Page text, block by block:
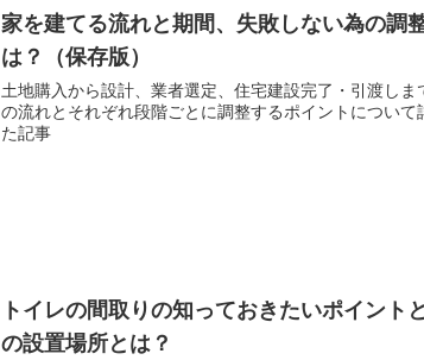
家を建てる流れと期間、失敗しない為の調
は？（保存版）
土地購入から設計、業者選定、住宅建設完了・引渡しま
の流れとそれぞれ段階ごとに調整するポイントについて
た記事
トイレの間取りの知っておきたいポイント
の設置場所とは？